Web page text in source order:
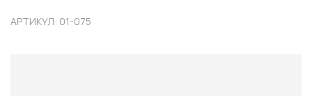
АРТИКУЛ: 01-075